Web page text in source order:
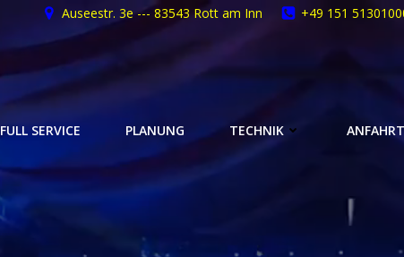
Auseestr. 3e --- 83543 Rott am Inn +49 151
FULL SERVICE PLANUNG TECHNIK ANFAHRT